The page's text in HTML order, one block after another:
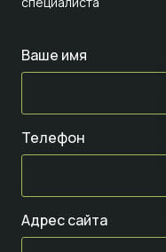
Ваше имя
Телефон
Адрес сайта